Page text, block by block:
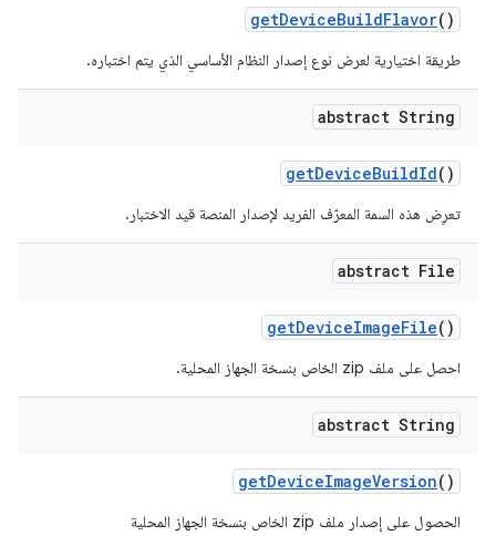
getDeviceBuildFlavor()
طريقة اختيارية لعرض نوع إصدار النظام الأساسي الذي يتم اختباره.
abstract String
getDeviceBuildId()
تعرِض هذه السمة المعرّف الفريد لإصدار المنصة قيد الاختبار.
abstract File
getDeviceImageFile()
احصل على ملف zip الخاص بنسخة الجهاز المحلية.
abstract String
getDeviceImageVersion()
الحصول على إصدار ملف zip الخاص بنسخة الجهاز المحلية